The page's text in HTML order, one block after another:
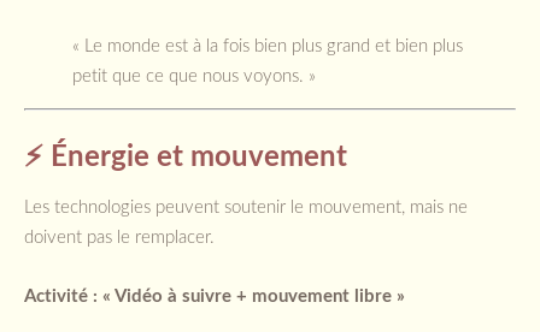
« Le monde est à la fois bien plus grand et bien plus
petit que ce que nous voyons. »
⚡ Énergie et mouvement
Les technologies peuvent soutenir le mouvement, mais ne
doivent pas le remplacer.
Activité : « Vidéo à suivre + mouvement libre »